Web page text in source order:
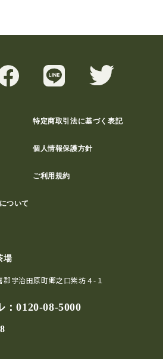
特定商取引法に基づく表記
個人情報保護方針
ご利用規約
ついて
場
宇治田原町郷之口紫坊４-１
：0120-08-5000